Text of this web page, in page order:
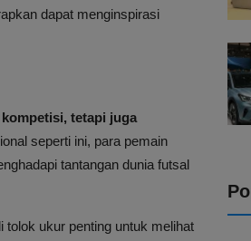
dapat menginspirasi
tetapi juga
seperti ini, para pemain
tantangan dunia futsal
tolok ukur penting untuk melihat